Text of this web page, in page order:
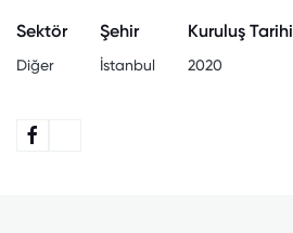
Sektör
Diğer
Şehir
İstanbul
Kuruluş Tarihi
2020